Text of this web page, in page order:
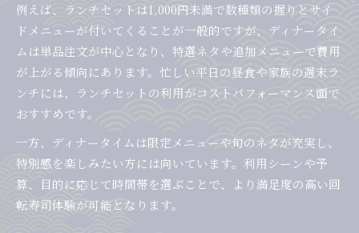
例えば、ランチセットは1,000円未満で数種類の握りとサイ
ドメニューが付いてくることが一般的ですが、ディナータイ
ムは単品注文が中心となり、特選ネタや追加メニューで費用
が上がる傾向にあります。忙しい平日の昼食や家族の週末ラ
ンチには、ランチセットの利用がコストパフォーマンス面で
おすすめです。
一方、ディナータイムは限定メニューや旬のネタが充実し、
特別感を楽しみたい方には向いています。利用シーンや予
算、目的に応じて時間帯を選ぶことで、より満足度の高い回
転寿司体験が可能となります。